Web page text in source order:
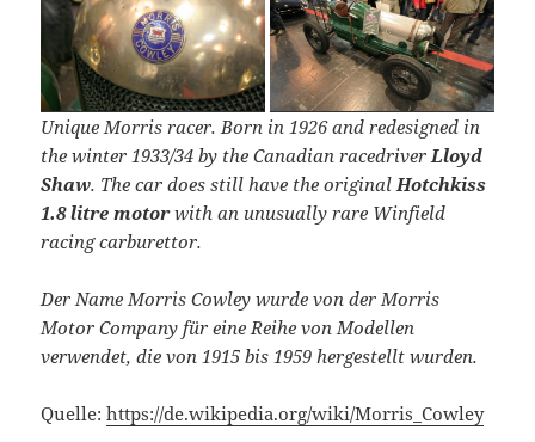
Unique Morris racer. Born in 1926 and redesigned in
the winter 1933/34 by the Canadian racedriverLloyd
Shaw. The car does still have the originalHotchkiss
1.8 litre motorwith an unusually rare Winfield
racing carburettor.
Der Name Morris Cowley wurde von der Morris
Motor Company für eine Reihe von Modellen
verwendet, die von 1915 bis 1959 hergestellt wurden.
Quelle:https://de.wikipedia.org/wiki/Morris_Cowley